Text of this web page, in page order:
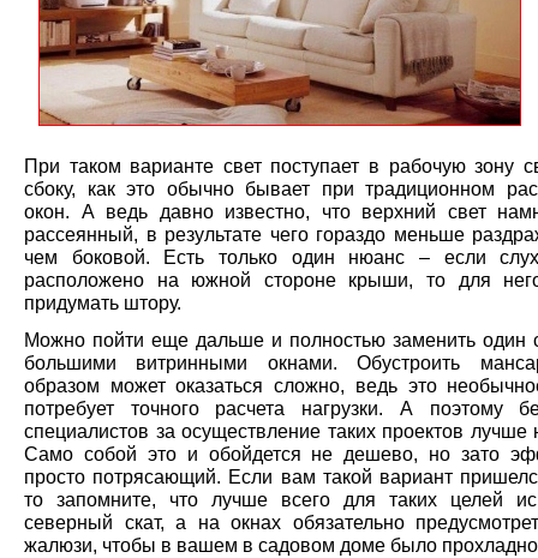
При таком варианте свет поступает в рабочую зону
сбоку, как это обычно бывает при традиционном
окон. А ведь давно известно, что верхний свет
рассеянный, в результате чего гораздо меньше
чем боковой. Есть только один нюанс – если
расположено на южной стороне крыши, то для
придумать штору.
Можно пойти еще дальше и полностью заменить один
большими витринными окнами. Обустроить
образом может оказаться сложно, ведь это
потребует точного расчета нагрузки. А поэтому
специалистов за осуществление таких проектов лучше
Само собой это и обойдется не дешево, но зато
просто потрясающий. Если вам такой вариант
то запомните, что лучше всего для таких целей
северный скат, а на окнах обязательно
жалюзи, чтобы в вашем в садовом доме было